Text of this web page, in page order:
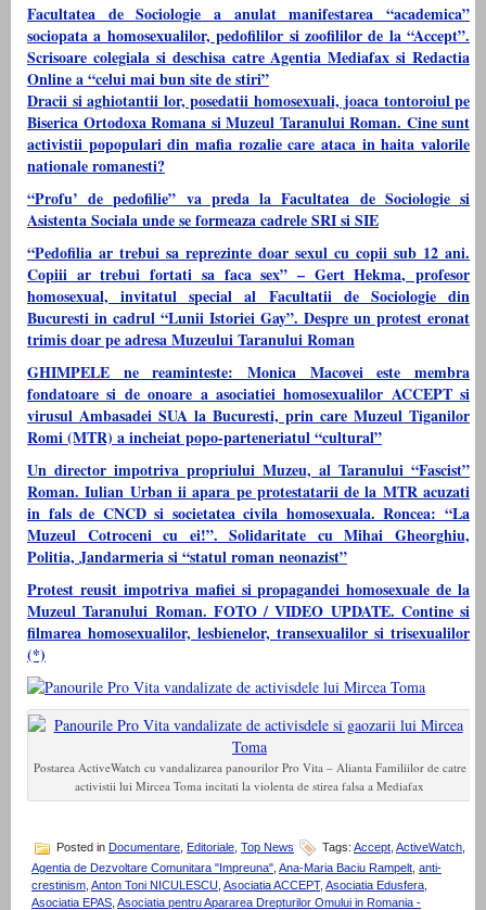
Facultatea de Sociologie a anulat manifestarea “academica”
sociopata a homosexualilor, pedofililor si zoofililor de la “Accept”.
Scrisoare colegiala si deschisa catre Agentia Mediafax si Redactia
Online a “celui mai bun site de stiri”
Dracii si aghiotantii lor, posedatii homosexuali, joaca tontoroiul pe
Biserica Ortodoxa Romana si Muzeul Taranului Roman. Cine sunt
activistii popopulari din mafia rozalie care ataca in haita valorile
nationale romanesti?
“Profu’ de pedofilie” va preda la Facultatea de Sociologie si
Asistenta Sociala unde se formeaza cadrele SRI si SIE
“Pedofilia ar trebui sa reprezinte doar sexul cu copii sub 12 ani.
Copiii ar trebui fortati sa faca sex” – Gert Hekma, profesor
homosexual, invitatul special al Facultatii de Sociologie din
Bucuresti in cadrul “Lunii Istoriei Gay”. Despre un protest eronat
trimis doar pe adresa Muzeului Taranului Roman
GHIMPELE ne reaminteste: Monica Macovei este membra
fondatoare si de onoare a asociatiei homosexualilor ACCEPT si
virusul Ambasadei SUA la Bucuresti, prin care Muzeul Tiganilor
Romi (MTR) a incheiat popo-parteneriatul “cultural”
Un director impotriva propriului Muzeu, al Taranului “Fascist”
Roman. Iulian Urban ii apara pe protestatarii de la MTR acuzati
in fals de CNCD si societatea civila homosexuala. Roncea: “La
Muzeul Cotroceni cu ei!”. Solidaritate cu Mihai Gheorghiu,
Politia, Jandarmeria si “statul roman neonazist”
Protest reusit impotriva mafiei si propagandei homosexuale de la
Muzeul Taranului Roman. FOTO / VIDEO UPDATE. Contine si
filmarea homosexualilor, lesbienelor, transexualilor si trisexualilor
(*)
Postarea ActiveWatch cu vandalizarea panourilor Pro Vita – Alianta Familiilor de catre
activistii lui Mircea Toma incitati la violenta de stirea falsa a Mediafax
Posted in Documentare Editoriale Top News Tags: Accept ActiveWatch
Agentia de Dezvoltare Comunitara "Impreuna" Ana-Maria Baciu Rampelt anti-
crestinism Anton Toni NICULESCU Asociatia ACCEPT, Asociatia Edusfera
Asociatia EPAS Asociatia pentru Apararea Drepturilor Omului in Romania -